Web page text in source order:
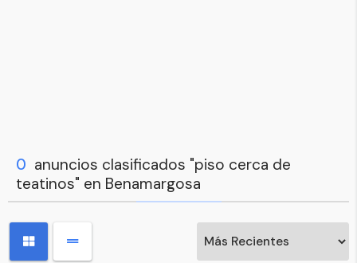
0 anuncios clasificados "piso cerca de
teatinos" en Benamargosa